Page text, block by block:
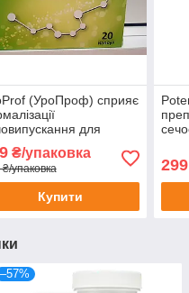
(УроПроф) сприяє
для
20 капсул 05/25
₴/упаковка
упаковка
Купити
299
–57%